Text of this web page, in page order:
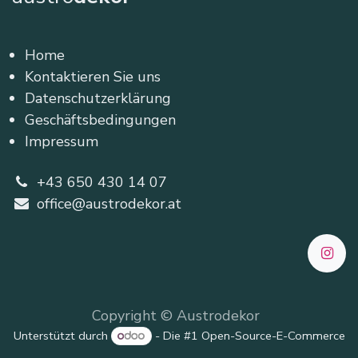
Home
Kontaktieren Sie uns
Datenschutzerklärung
Geschäftsbedingungen
Impressum
+43 650 430 14 07
office@austrodekor.at
Copyright © Austrodekor
Unterstützt durch - Die #1 Open-Source-E-Commerce